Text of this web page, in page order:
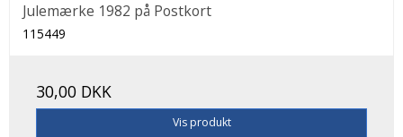
Julemærke 1982 på Postkort
115449
30,00 DKK
Vis produkt